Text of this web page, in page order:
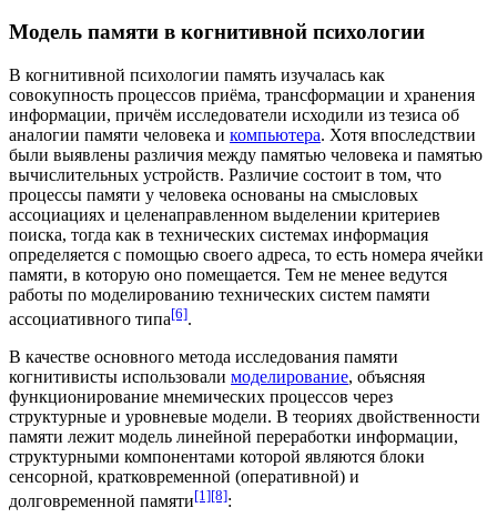
Модель памяти в когнитивной психологии
В когнитивной психологии память изучалась как
совокупность процессов приёма, трансформации и хранения
информации, причём исследователи исходили из тезиса об
аналогии памяти человека и компьютера. Хотя впоследствии
были выявлены различия между памятью человека и памятью
вычислительных устройств. Различие состоит в том, что
процессы памяти у человека основаны на смысловых
ассоциациях и целенаправленном выделении критериев
поиска, тогда как в технических системах информация
определяется с помощью своего адреса, то есть номера ячейки
памяти, в которую оно помещается. Тем не менее ведутся
работы по моделированию технических систем памяти
ассоциативного типа[6].
В качестве основного метода исследования памяти
когнитивисты использовали моделирование, объясняя
функционирование мнемических процессов через
структурные и уровневые модели. В теориях двойственности
памяти лежит модель линейной переработки информации,
структурными компонентами которой являются блоки
сенсорной, кратковременной (оперативной) и
долговременной памяти[1][8]: